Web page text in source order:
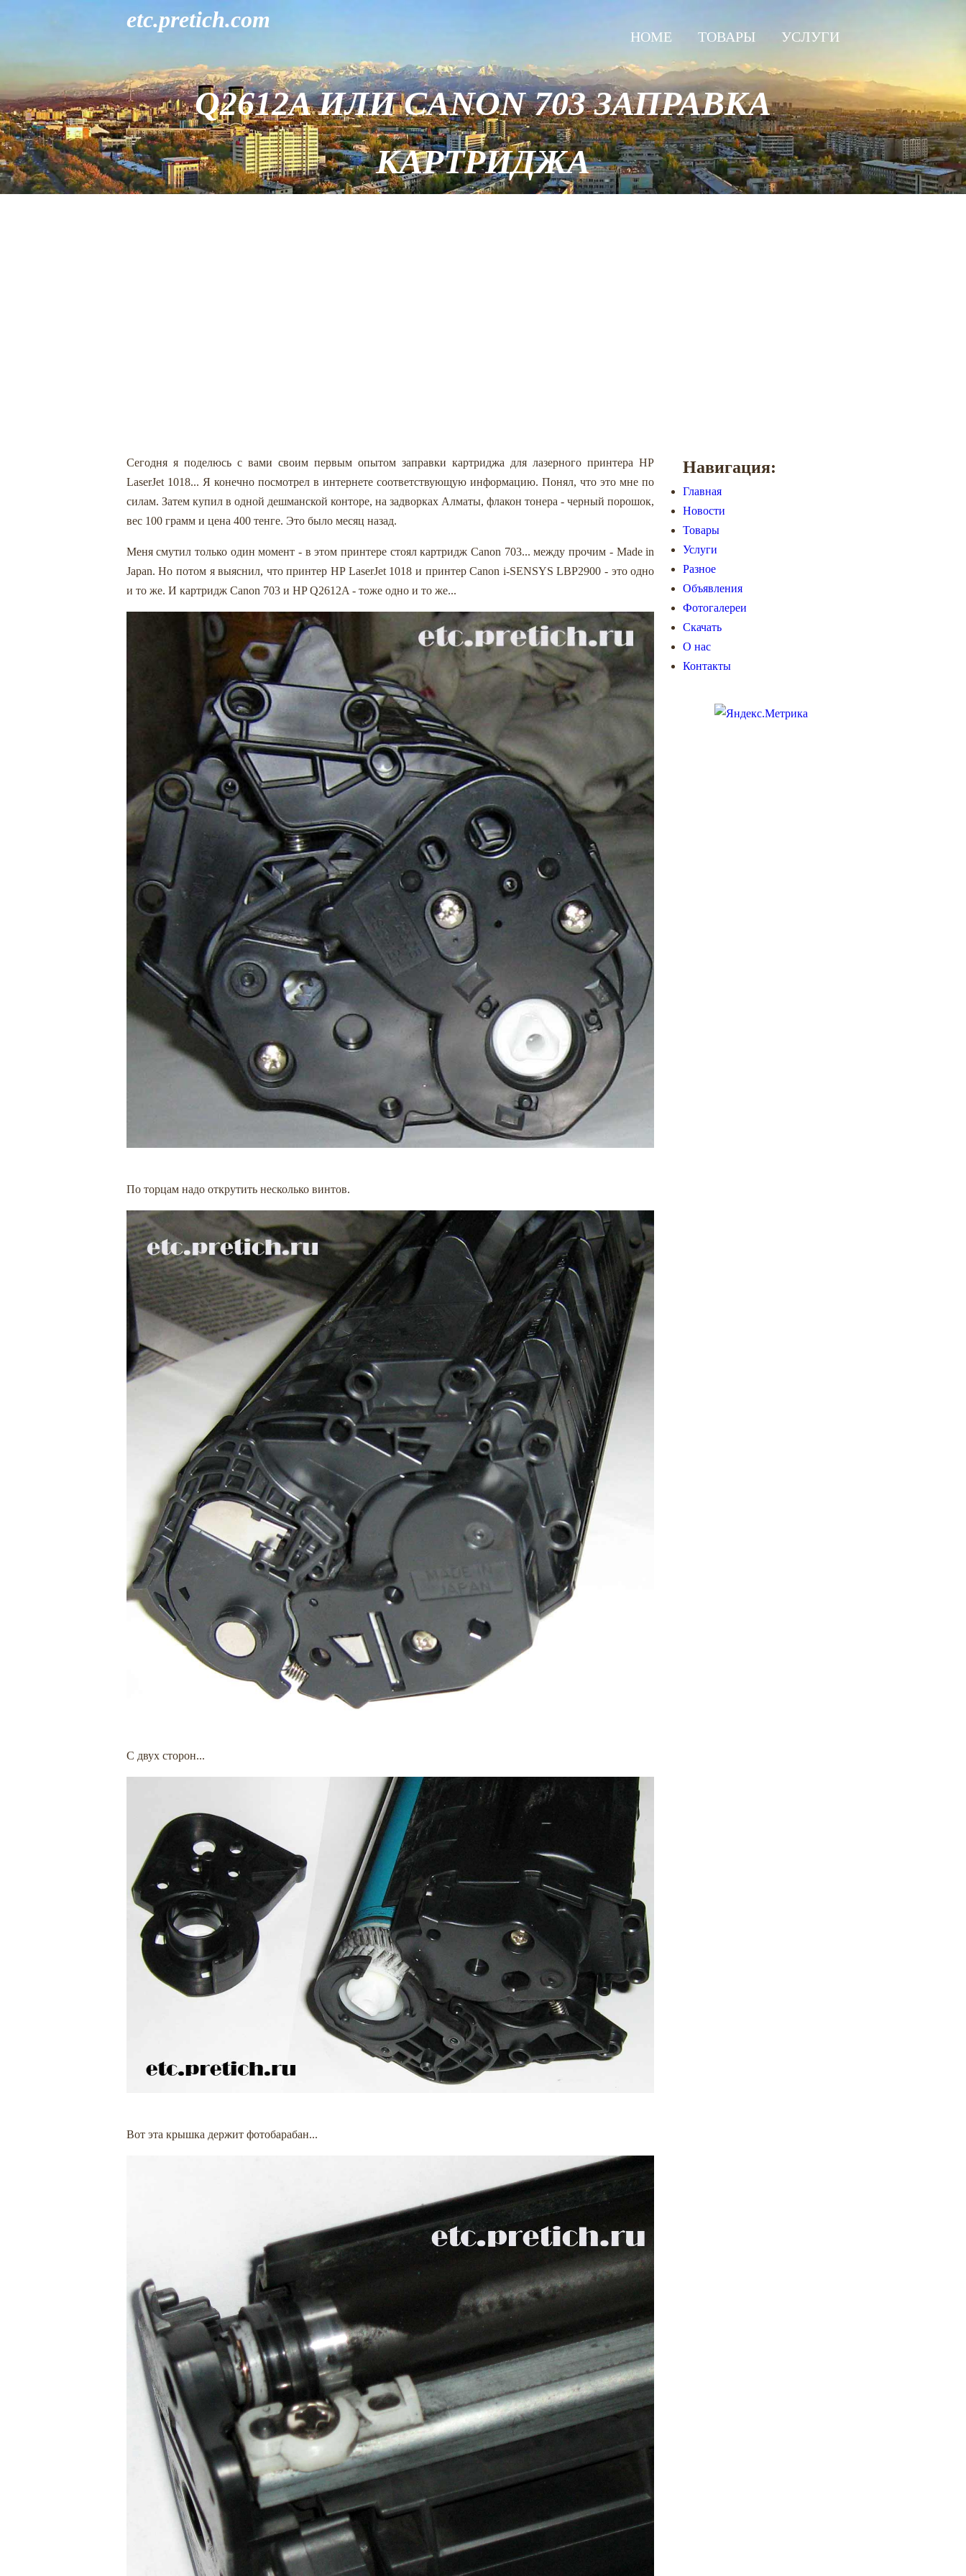
etc.pretich.com
HOME ТОВАРЫ УСЛУГИ
Q2612A ИЛИ CANON 703 ЗАПРАВКА
КАРТРИДЖА
Сегодня я поделюсь с вами своим первым опытом заправки картриджа для лазерного принтера HP
LaserJet 1018... Я конечно посмотрел в интернете соответствующую информацию. Понял, что это мне по
силам. Затем купил в одной дешманской конторе, на задворках Алматы, флакон тонера - черный порошок,
вес 100 грамм и цена 400 тенге. Это было месяц назад.
Меня смутил только один момент - в этом принтере стоял картридж Canon 703... между прочим - Made in
Japan. Но потом я выяснил, что принтер HP LaserJet 1018 и принтер Canon i-SENSYS LBP2900 - это одно
и то же. И картридж Canon 703 и HP Q2612A - тоже одно и то же...
По торцам надо открутить несколько винтов.
С двух сторон...
Вот эта крышка держит фотобарабан...
Навигация:
Главная
Новости
Товары
Услуги
Разное
Объявления
Фотогалереи
Скачать
О нас
Контакты